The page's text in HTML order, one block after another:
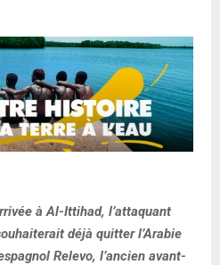
à Al-Ittihad, l’attaquant
déjà quitter l’Arabie
Relevo, l’ancien avant-